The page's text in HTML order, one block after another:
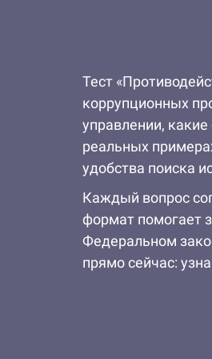
Тест
коррупционных
управлении,
реальных
удобства поиска
Каждый вопрос
формат помогает
Федеральном
прямо сейчас: